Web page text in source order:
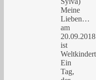
Meine
Lieben…
am
20.09.2018
ist
Ein
Tag,